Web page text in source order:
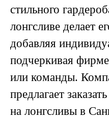
стильного
лонгсливе делает
добавляя
подчеркивая
или команды.
предлагает
на лонгсливы в